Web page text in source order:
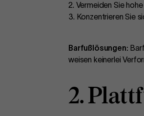
2. Vermeiden Sie
3. Konzentrieren Sie
Barfußlösungen:
weisen keinerlei
2.